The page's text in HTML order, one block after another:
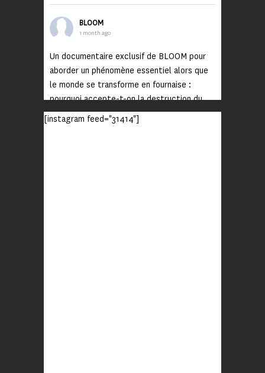
BLOOM
1 month ago
Un documentaire exclusif de BLOOM pour
aborder un phénomène essentiel alors que
le monde se transforme en fournaise :
pourquoi accepte-t-on la destruction du
monde ?
[instagram feed="31414"]